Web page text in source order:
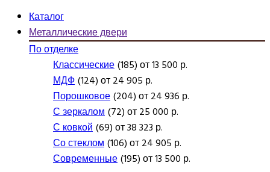
Каталог
Металлические двери
По отделке
Классические(185) от 13 500 р.
МДФ(124) от 24 905 р.
Порошковое(204) от 24 936 р.
С зеркалом(72) от 25 000 р.
С ковкой(69) от 38 323 р.
Со стеклом(106) от 24 905 р.
Современные(195) от 13 500 р.